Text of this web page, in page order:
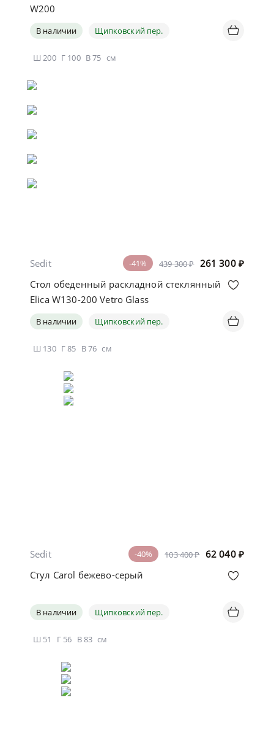
W200
В наличии Щипковский пер.
Ш 200 Г 100 В75 см
439 300 ₽ 261 300 ₽
-41%
Sedit
Стол обеденный раскладной стеклянный
Elica W130-200 Vetro Glass
В наличии Щипковский пер.
Ш 130 Г85 В76 см
103 400 ₽ 62 040 ₽
-40%
Sedit
Стул Carol бежево-серый
В наличии Щипковский пер.
Ш 51 Г56 В83 см